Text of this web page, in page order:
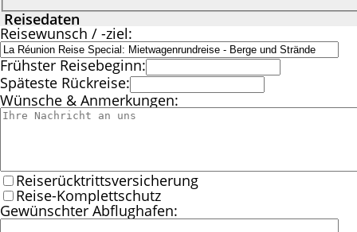
Reisedaten
Reisewunsch / -ziel:
Frühster Reisebeginn:
Späteste Rückreise:
Wünsche & Anmerkungen:
Reiserücktrittsversicherung
Reise-Komplettschutz
Gewünschter Abflughafen: